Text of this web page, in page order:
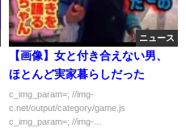
ニュース
【画像】女と付き合えない男、
ほとんど実家暮らしだった
c_img_param=; //img-
c.net/output/category/game.js
c_img_param=; //img-...